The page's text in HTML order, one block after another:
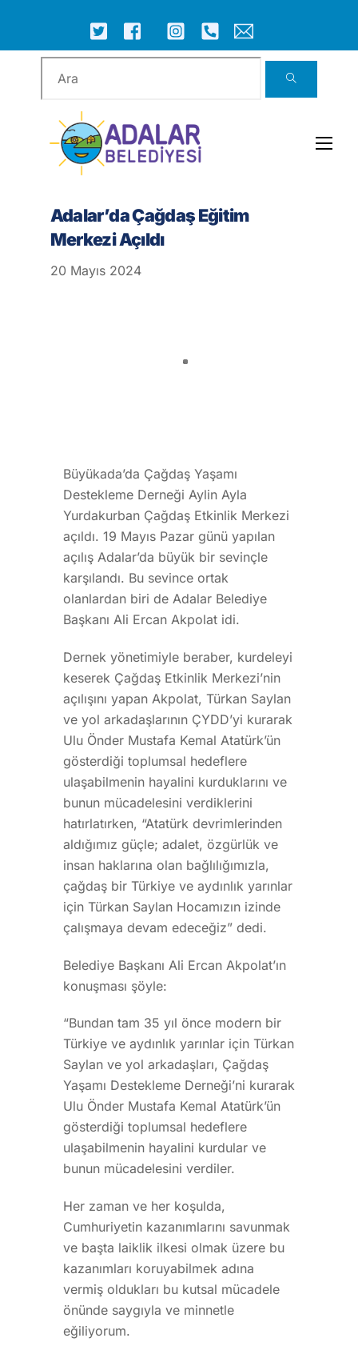
content
ICON
LABEL
ICON
LABEL
ICON
ICON
LABEL
ICON
LABEL
ICON
LABEL
Adalar’da Çağdaş Eğitim
Merkezi Açıldı
20 Mayıs 2024
Büyükada’da Çağdaş Yaşamı
Destekleme Derneği Aylin Ayla
Yurdakurban Çağdaş Etkinlik Merkezi
açıldı. 19 Mayıs Pazar günü yapılan
açılış Adalar’da büyük bir sevinçle
karşılandı. Bu sevince ortak
olanlardan biri de Adalar Belediye
Başkanı Ali Ercan Akpolat idi.
Dernek yönetimiyle beraber, kurdeleyi
keserek Çağdaş Etkinlik Merkezi’nin
açılışını yapan Akpolat, Türkan Saylan
ve yol arkadaşlarının ÇYDD’yi kurarak
Ulu Önder Mustafa Kemal Atatürk’ün
gösterdiği toplumsal hedeflere
ulaşabilmenin hayalini kurduklarını ve
bunun mücadelesini verdiklerini
hatırlatırken, “Atatürk devrimlerinden
aldığımız güçle; adalet, özgürlük ve
insan haklarına olan bağlılığımızla,
çağdaş bir Türkiye ve aydınlık yarınlar
için Türkan Saylan Hocamızın izinde
çalışmaya devam edeceğiz” dedi.
Belediye Başkanı Ali Ercan Akpolat’ın
konuşması şöyle:
“Bundan tam 35 yıl önce modern bir
Türkiye ve aydınlık yarınlar için Türkan
Saylan ve yol arkadaşları, Çağdaş
Yaşamı Destekleme Derneği’ni kurarak
Ulu Önder Mustafa Kemal Atatürk’ün
gösterdiği toplumsal hedeflere
ulaşabilmenin hayalini kurdular ve
bunun mücadelesini verdiler.
Her zaman ve her koşulda,
Cumhuriyetin kazanımlarını savunmak
ve başta laiklik ilkesi olmak üzere bu
kazanımları koruyabilmek adına
vermiş oldukları bu kutsal mücadele
önünde saygıyla ve minnetle
eğiliyorum.